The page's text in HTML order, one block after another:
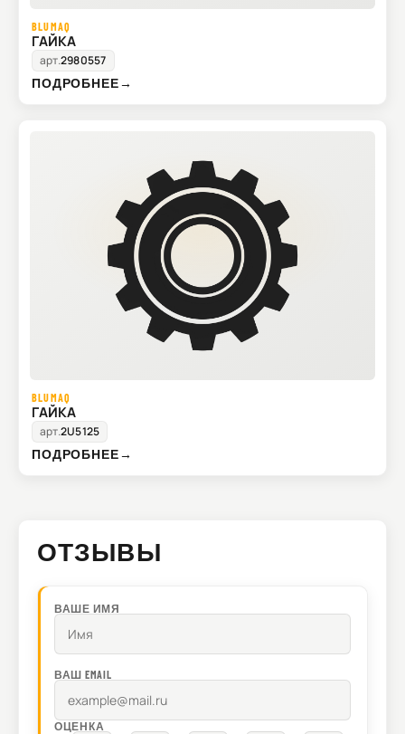
BLUMAQ
ГАЙКА
арт.2980557
ПОДРОБНЕЕ→
BLUMAQ
ГАЙКА
арт.2U5125
ПОДРОБНЕЕ→
ОТЗЫВЫ
ВАШЕ ИМЯ
ВАШ EMAIL
ОЦЕНКА